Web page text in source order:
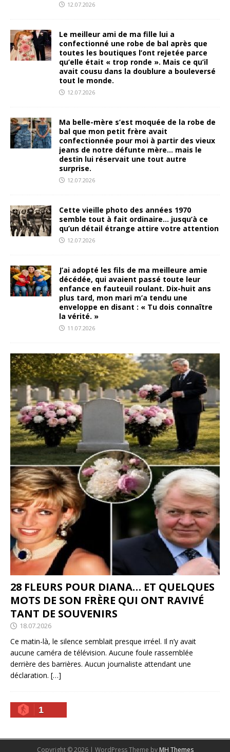
12.07.2026
Le meilleur ami de ma fille lui a
confectionné une robe de bal après que
toutes les boutiques l’ont rejetée parce
qu’elle était « trop ronde ». Mais ce qu’il
avait cousu dans la doublure a bouleversé
tout le monde.
12.07.2026
Ma belle-mère s’est moquée de la robe de
bal que mon petit frère avait
confectionnée pour moi à partir des vieux
jeans de notre défunte mère… mais le
destin lui réservait une tout autre
surprise.
12.07.2026
Cette vieille photo des années 1970
semble tout à fait ordinaire… jusqu’à ce
qu’un détail étrange attire votre attention
12.07.2026
J’ai adopté les fils de ma meilleure amie
décédée, qui avaient passé toute leur
enfance en fauteuil roulant. Dix-huit ans
plus tard, mon mari m’a tendu une
enveloppe en disant : « Tu dois connaître
la vérité. »
11.07.2026
28 FLEURS POUR DIANA… ET QUELQUES
MOTS DE SON FRÈRE QUI ONT RAVIVÉ
TANT DE SOUVENIRS
18.07.2026
Ce matin-là, le silence semblait presque irréel. Il n’y avait
aucune caméra de télévision. Aucune foule rassemblée
derrière des barrières. Aucun journaliste attendant une
déclaration. […]
1
Copyright © 2026 | WordPress Theme by MH Themes